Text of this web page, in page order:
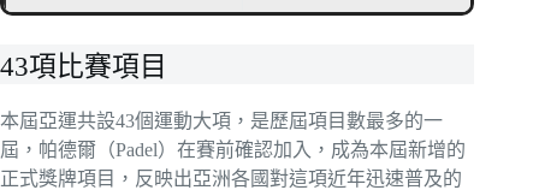
43項比賽項目
本屆亞運共設43個運動大項，是歷屆項目數最多的一
屆，帕德爾（Padel）在賽前確認加入，成為本屆新增的
正式獎牌項目，反映出亞洲各國對這項近年迅速普及的